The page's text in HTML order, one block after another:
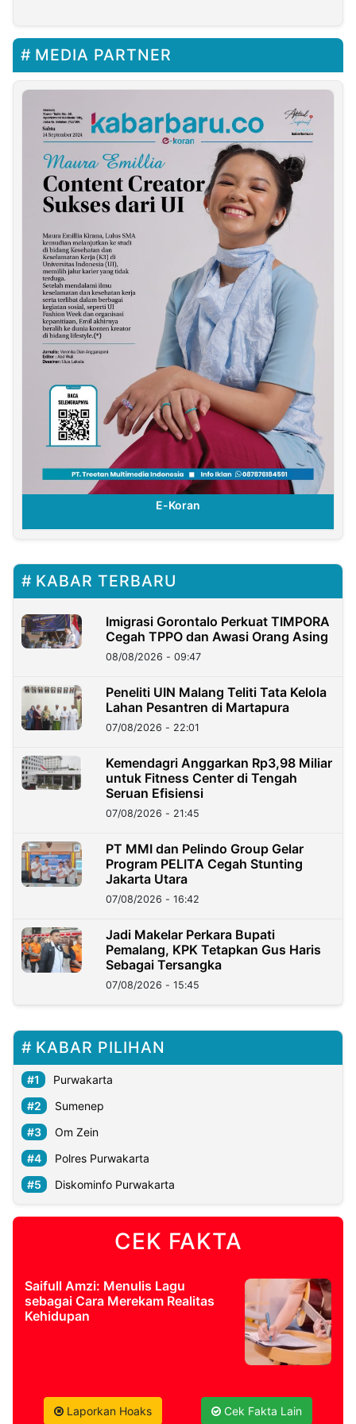
MEDIA PARTNER
E-Koran
KABAR TERBARU
Imigrasi Gorontalo Perkuat TIMPORA
Cegah TPPO dan Awasi Orang Asing
08/08/2026 - 09:47
Peneliti UIN Malang Teliti Tata Kelola
Lahan Pesantren di Martapura
07/08/2026 - 22:01
Kemendagri Anggarkan Rp3,98 Miliar
untuk Fitness Center di Tengah
Seruan Efisiensi
07/08/2026 - 21:45
PT MMI dan Pelindo Group Gelar
Program PELITA Cegah Stunting
Jakarta Utara
07/08/2026 - 16:42
Jadi Makelar Perkara Bupati
Pemalang, KPK Tetapkan Gus Haris
Sebagai Tersangka
07/08/2026 - 15:45
KABAR PILIHAN
Purwakarta
Sumenep
Om Zein
Polres Purwakarta
Diskominfo Purwakarta
CEK FAKTA
Saifull Amzi: Menulis Lagu
sebagai Cara Merekam Realitas
Kehidupan
Laporkan Hoaks Cek Fakta Lain